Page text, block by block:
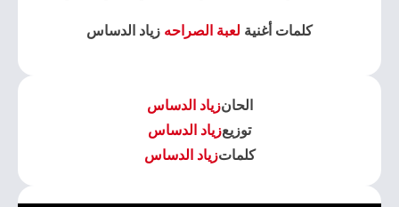
كلمات أغنية لعبة الصراحه زياد الدساس
الحانزياد الدساس
توزيعزياد الدساس
كلماتزياد الدساس